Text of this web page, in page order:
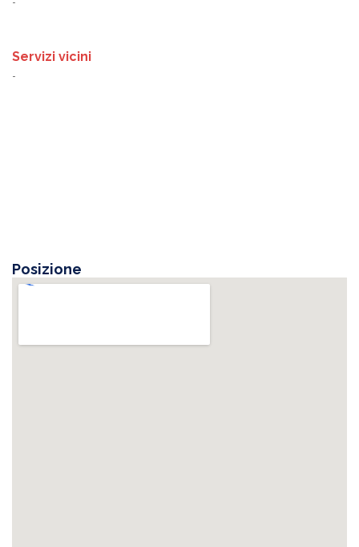
-
Servizi vicini
-
Posizione